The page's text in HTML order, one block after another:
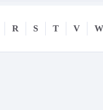
R S T V W